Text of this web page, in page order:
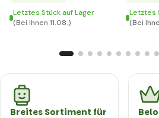
Letztes Stück auf Lager
(Bei Ihnen 11.08.)
Letztes
(Bei
Breites Sortiment für